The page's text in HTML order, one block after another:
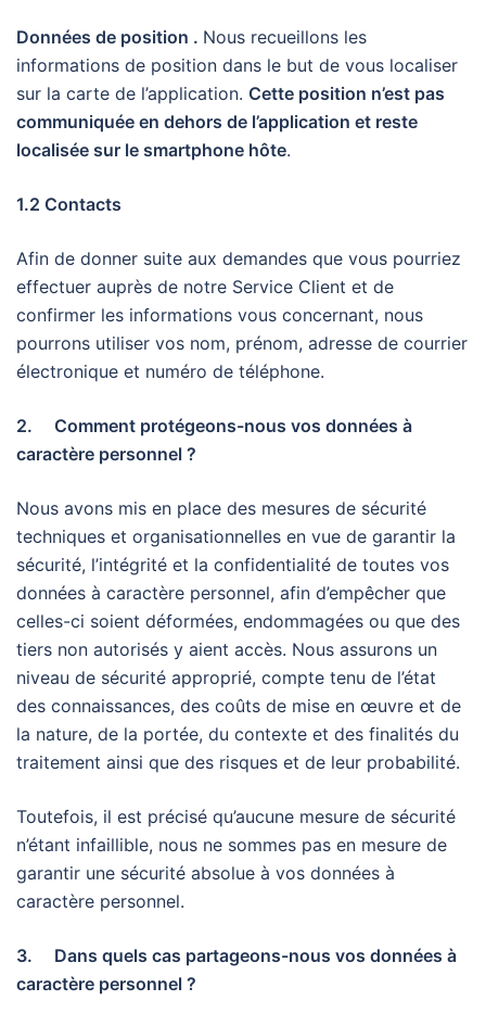
Données de position . Nous recueillons les
informations de position dans le but de vous localiser
sur la carte de l’application. Cette position n’est pas
communiquée en dehors de l’application et reste
localisée sur le smartphone hôte.
1.2 Contacts
Afin de donner suite aux demandes que vous pourriez
effectuer auprès de notre Service Client et de
confirmer les informations vous concernant, nous
pourrons utiliser vos nom, prénom, adresse de courrier
électronique et numéro de téléphone.
2. Comment protégeons-nous vos données à
caractère personnel ?
Nous avons mis en place des mesures de sécurité
techniques et organisationnelles en vue de garantir la
sécurité, l’intégrité et la confidentialité de toutes vos
données à caractère personnel, afin d’empêcher que
celles-ci soient déformées, endommagées ou que des
tiers non autorisés y aient accès. Nous assurons un
niveau de sécurité approprié, compte tenu de l’état
des connaissances, des coûts de mise en œuvre et de
la nature, de la portée, du contexte et des finalités du
traitement ainsi que des risques et de leur probabilité.
Toutefois, il est précisé qu’aucune mesure de sécurité
n’étant infaillible, nous ne sommes pas en mesure de
garantir une sécurité absolue à vos données à
caractère personnel.
3. Dans quels cas partageons-nous vos données à
caractère personnel ?